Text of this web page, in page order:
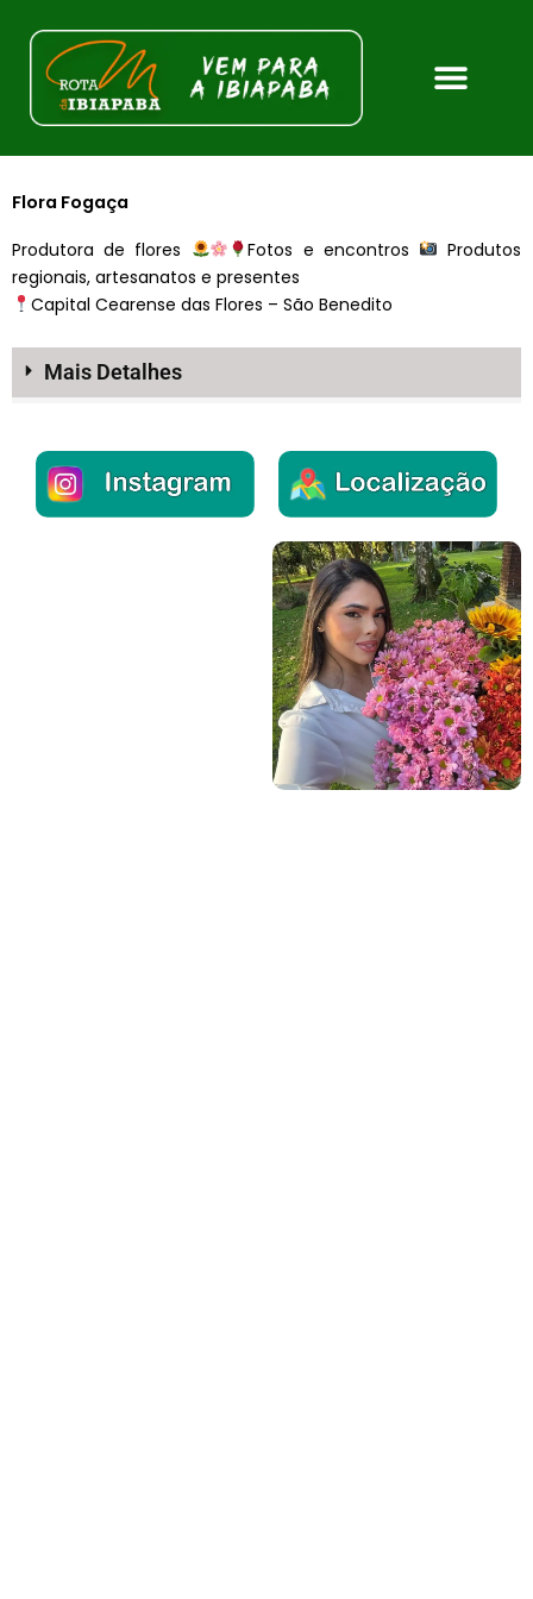
para
conteúdo
Flora Fogaça
Produtora de flores
Fotos e encontros
Produtos
regionais, artesanatos e presentes
Capital Cearense das Flores – São Benedito
Mais Detalhes